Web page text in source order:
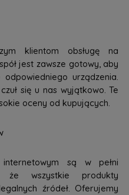
klientom obsługę na
jest zawsze gotowy, aby
urządzenia.
się u nas wyjątkowo. Te
oceny od kupujących.
są w pełni
że wszystkie produkty
źródeł. Oferujemy